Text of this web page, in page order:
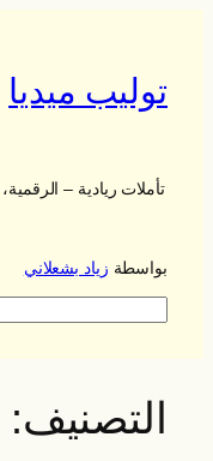
توليب ميديا
تأملات ريادية –
بواسطة زياد بشعلاني
التصنيف: